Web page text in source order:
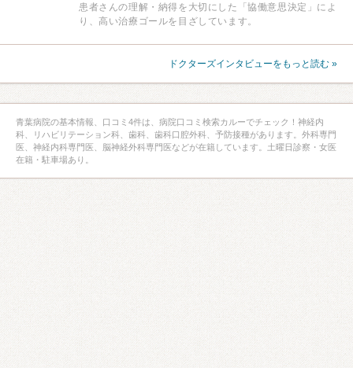
患者さんの理解・納得を大切にした「協働意思決定」によ
り、高い治療ゴールを目ざしています。
ドクターズインタビューをもっと読む »
青葉病院の基本情報、口コミ4件は、病院口コミ検索カルーでチェック！神経内
科、リハビリテーション科、歯科、歯科口腔外科、予防接種があります。外科専門
医、神経内科専門医、脳神経外科専門医などが在籍しています。土曜日診察・女医
在籍・駐車場あり。